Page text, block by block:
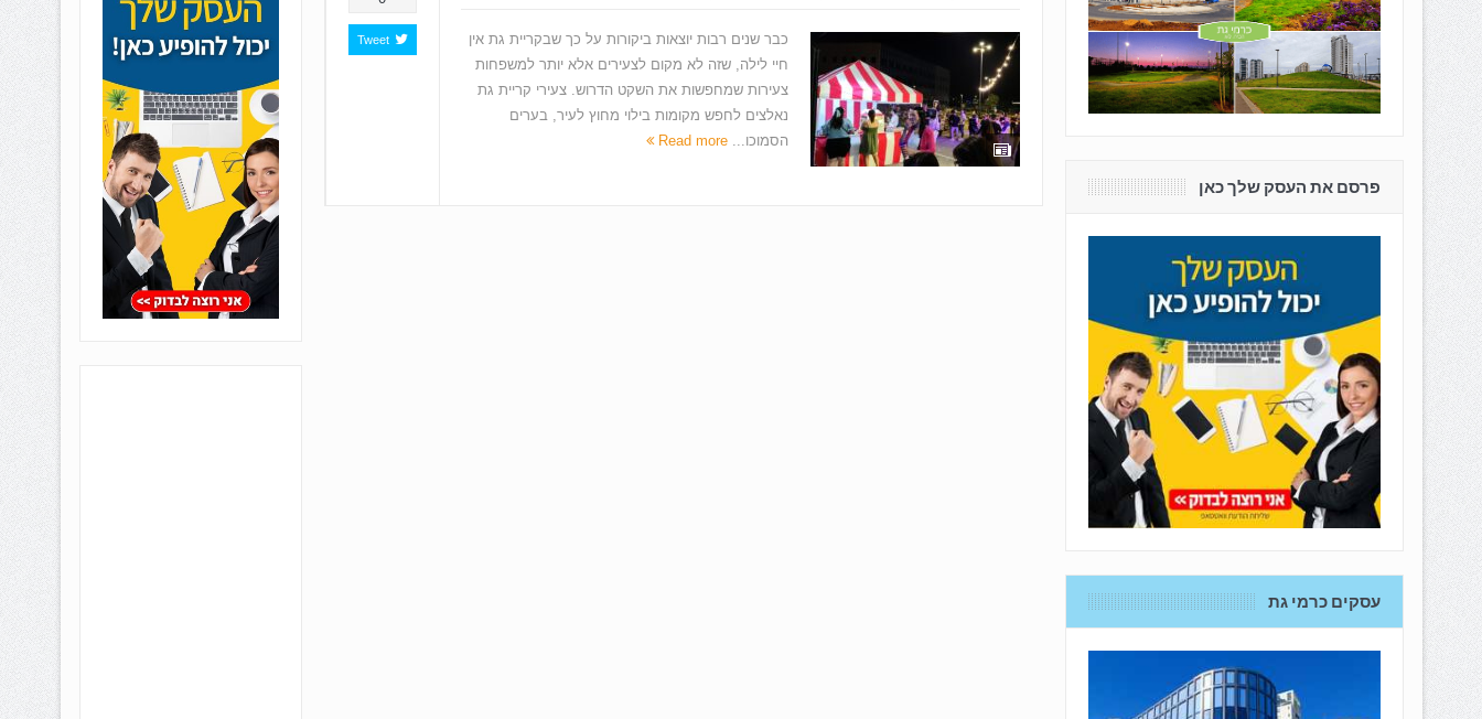
כבר שנים רבות יוצאות ביקורות על כך שבקריית גת אין
חיי לילה, שזה לא מקום לצעירים אלא יותר למשפחות
צעירות שמחפשות את השקט הדרוש. צעירי קריית גת
נאלצים לחפש מקומות בילוי מחוץ לעיר, בערים
הסמוכו...Read more
Tweet
פרסם את העסק שלך כאן
עסקים כרמי גת